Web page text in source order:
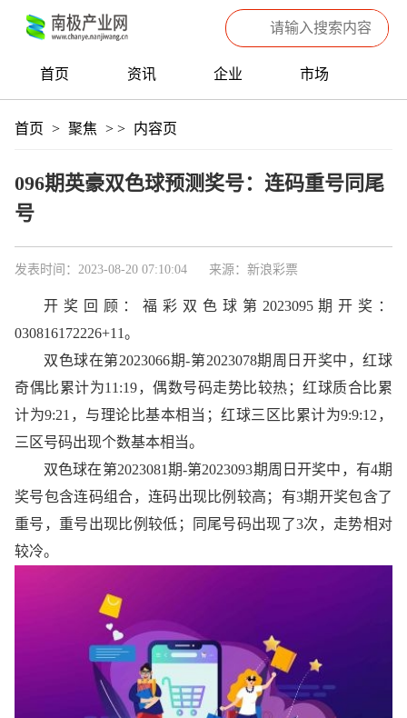
首页 资讯 企业 市场
首页 > 聚焦 > > 内容页
096期英豪双色球预测奖号：连码重号同尾
号
发表时间：2023-08-20 07:10:04 来源：新浪彩票
开奖回顾：福彩双色球第2023095期开奖：
030816172226+11。
双色球在第2023066期-第2023078期周日开奖中，红球
奇偶比累计为11:19，偶数号码走势比较热；红球质合比累
计为9:21，与理论比基本相当；红球三区比累计为9:9:12，
三区号码出现个数基本相当。
双色球在第2023081期-第2023093期周日开奖中，有4期
奖号包含连码组合，连码出现比例较高；有3期开奖包含了
重号，重号出现比例较低；同尾号码出现了3次，走势相对
较冷。